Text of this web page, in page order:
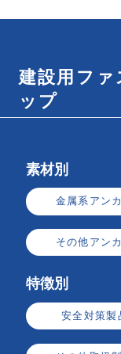
建設用フ
ップ
素材別
金属系アン
その他アン
特徴別
安全対策製